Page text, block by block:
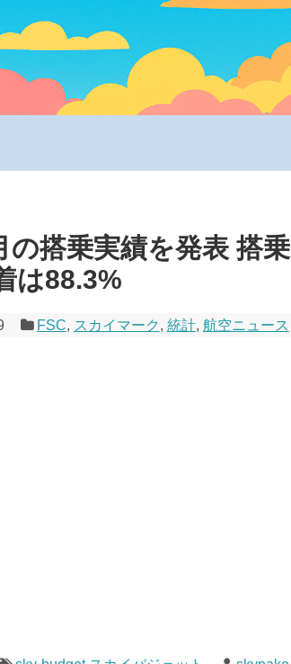
搭乗実績を発表 搭乗
は88.3%
FSC, スカイマーク , 統計, 航空ニュース